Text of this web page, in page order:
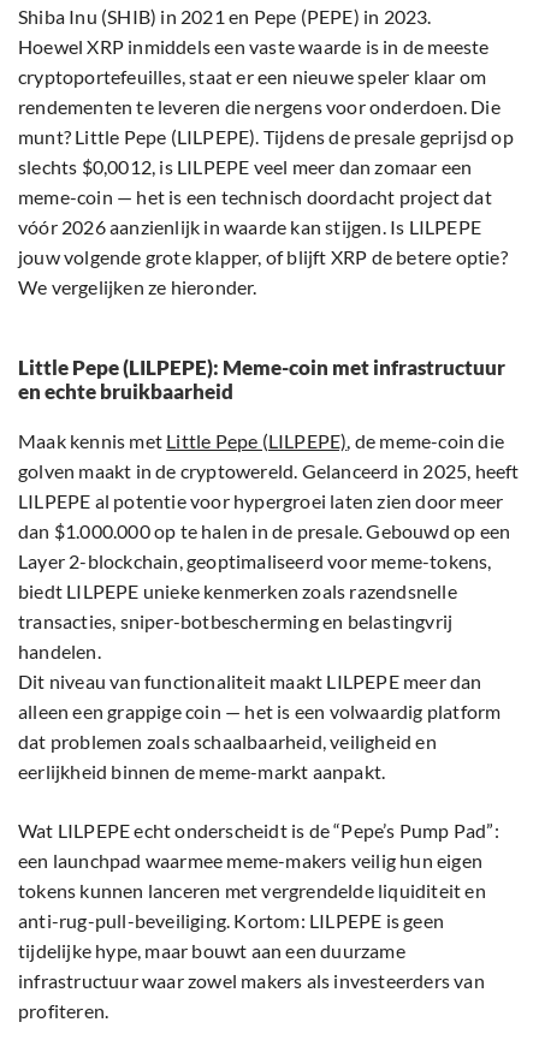
Shiba Inu (SHIB) in 2021 en Pepe (PEPE) in 2023.
Hoewel XRP inmiddels een vaste waarde is in de meeste
cryptoportefeuilles, staat er een nieuwe speler klaar om
rendementen te leveren die nergens voor onderdoen. Die
munt? Little Pepe (LILPEPE). Tijdens de presale geprijsd op
slechts $0,0012, is LILPEPE veel meer dan zomaar een
meme-coin — het is een technisch doordacht project dat
vóór 2026 aanzienlijk in waarde kan stijgen. Is LILPEPE
jouw volgende grote klapper, of blijft XRP de betere optie?
We vergelijken ze hieronder.
Little Pepe (LILPEPE): Meme-coin met infrastructuur
en echte bruikbaarheid
Maak kennis met Little Pepe (LILPEPE), de meme-coin die
golven maakt in de cryptowereld. Gelanceerd in 2025, heeft
LILPEPE al potentie voor hypergroei laten zien door meer
dan $1.000.000 op te halen in de presale. Gebouwd op een
Layer 2-blockchain, geoptimaliseerd voor meme-tokens,
biedt LILPEPE unieke kenmerken zoals razendsnelle
transacties, sniper-botbescherming en belastingvrij
handelen.
Dit niveau van functionaliteit maakt LILPEPE meer dan
alleen een grappige coin — het is een volwaardig platform
dat problemen zoals schaalbaarheid, veiligheid en
eerlijkheid binnen de meme-markt aanpakt.
Wat LILPEPE echt onderscheidt is de “Pepe’s Pump Pad”:
een launchpad waarmee meme-makers veilig hun eigen
tokens kunnen lanceren met vergrendelde liquiditeit en
anti-rug-pull-beveiliging. Kortom: LILPEPE is geen
tijdelijke hype, maar bouwt aan een duurzame
infrastructuur waar zowel makers als investeerders van
profiteren.